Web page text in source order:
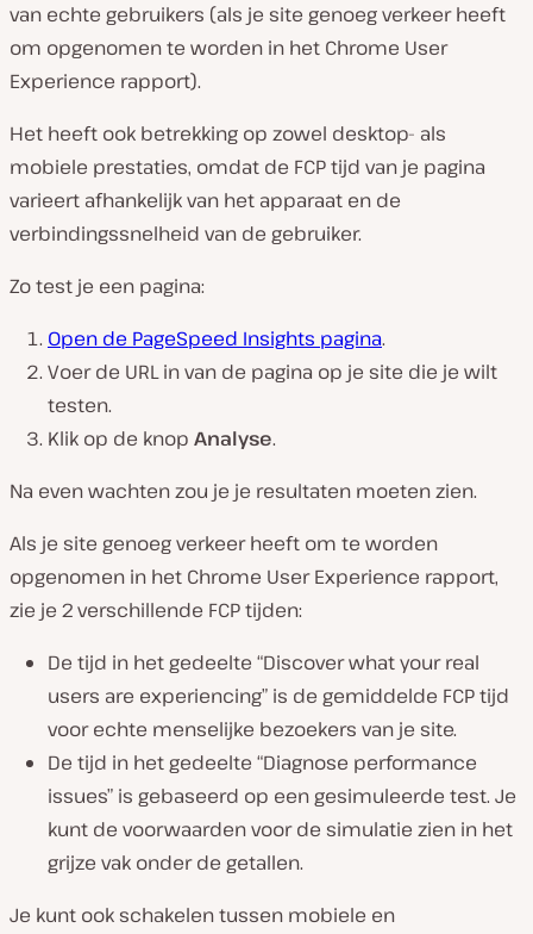
van echte gebruikers (als je site genoeg verkeer heeft
om opgenomen te worden in het Chrome User
Experience rapport).
Het heeft ook betrekking op zowel desktop- als
mobiele prestaties, omdat de FCP tijd van je pagina
varieert afhankelijk van het apparaat en de
verbindingssnelheid van de gebruiker.
Zo test je een pagina:
Open de PageSpeed Insights pagina.
Voer de URL in van de pagina op je site die je wilt
testen.
Klik op de knop Analyse.
Na even wachten zou je je resultaten moeten zien.
Als je site genoeg verkeer heeft om te worden
opgenomen in het Chrome User Experience rapport,
zie je 2verschillende FCP tijden:
De tijd in het gedeelte “Discover what your real
users are experiencing” is de gemiddelde FCP tijd
voor echte menselijke bezoekers van je site.
De tijd in het gedeelte “Diagnose performance
issues” is gebaseerd op een gesimuleerde test. Je
kunt de voorwaarden voor de simulatie zien in het
grijze vak onder de getallen.
Je kunt ook schakelen tussen mobiele en